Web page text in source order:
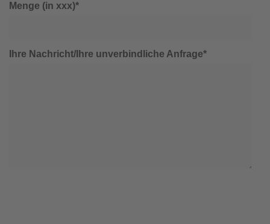
Menge (in xxx)*
Ihre Nachricht/Ihre unverbindliche Anfrage*